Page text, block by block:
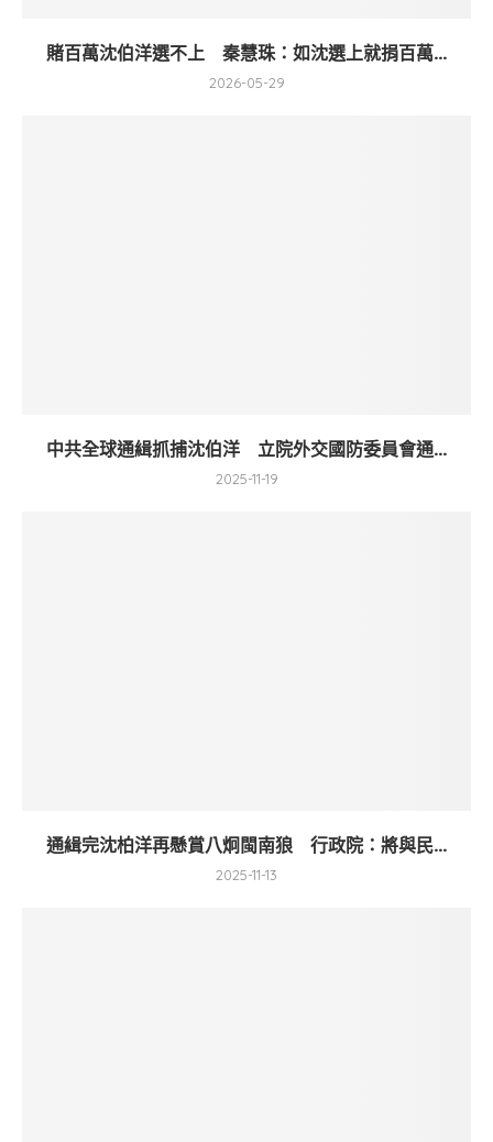
賭百萬沈伯洋選不上 秦慧珠：如沈選上就捐百萬...
2026-05-29
中共全球通緝抓捕沈伯洋 立院外交國防委員會通...
2025-11-19
通緝完沈柏洋再懸賞八炯閩南狼 行政院：將與民...
2025-11-13